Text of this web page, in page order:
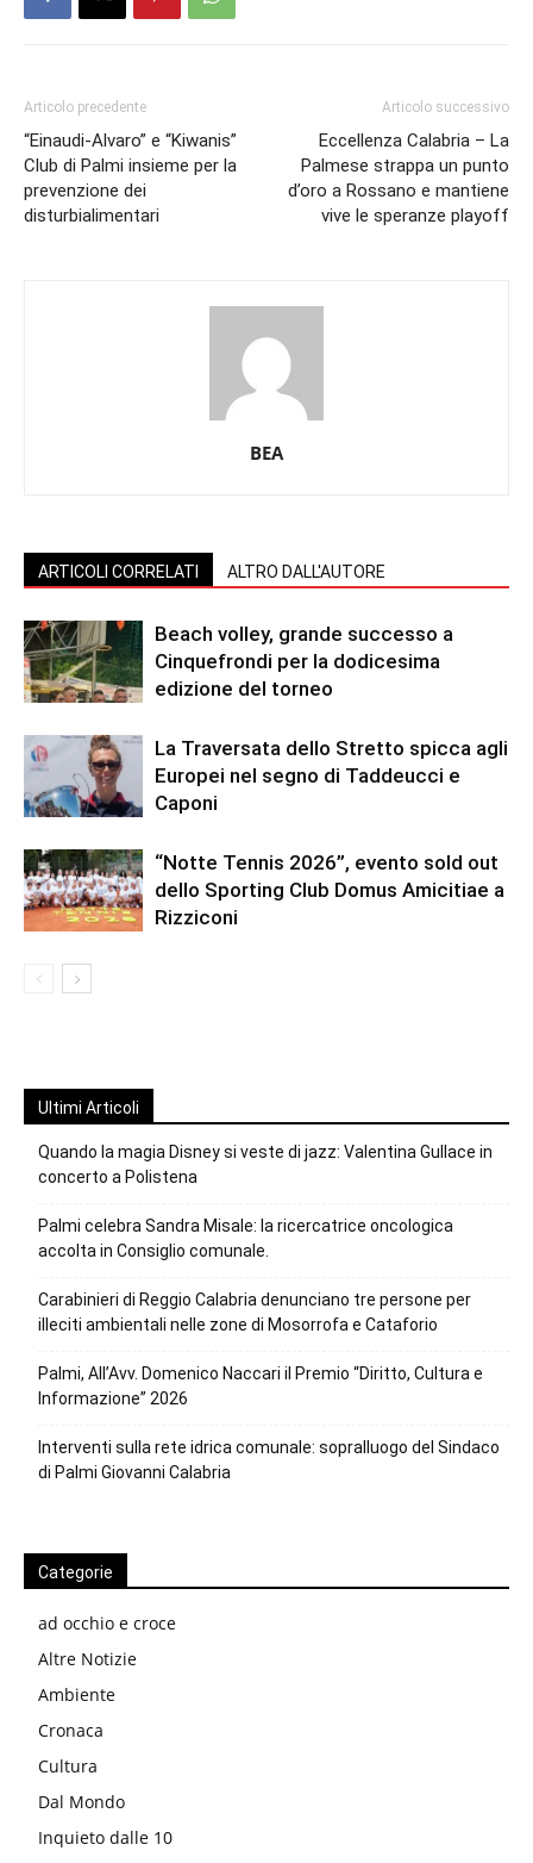
Articolo precedente
“Einaudi-Alvaro” e “Kiwanis”
Club di Palmi insieme per la
prevenzione dei
disturbialimentari
Articolo successivo
Eccellenza Calabria – La
Palmese strappa un punto
d’oro a Rossano e mantiene
vive le speranze playoff
BEA
ARTICOLI CORRELATI ALTRO DALL'AUTORE
Beach volley, grande successo a
Cinquefrondi per la dodicesima
edizione del torneo
La Traversata dello Stretto spicca agli
Europei nel segno di Taddeucci e
Caponi
“Notte Tennis 2026”, evento sold out
dello Sporting Club Domus Amicitiae a
Rizziconi
Ultimi Articoli
Quando la magia Disney si veste di jazz: Valentina Gullace in
concerto a Polistena
Palmi celebra Sandra Misale: la ricercatrice oncologica
accolta in Consiglio comunale.
Carabinieri di Reggio Calabria denunciano tre persone per
illeciti ambientali nelle zone di Mosorrofa e Cataforio
Palmi, All’Avv. Domenico Naccari il Premio “Diritto, Cultura e
Informazione” 2026
Interventi sulla rete idrica comunale: sopralluogo del Sindaco
di Palmi Giovanni Calabria
Categorie
ad occhio e croce
Altre Notizie
Ambiente
Cronaca
Cultura
Dal Mondo
Inquieto dalle 10